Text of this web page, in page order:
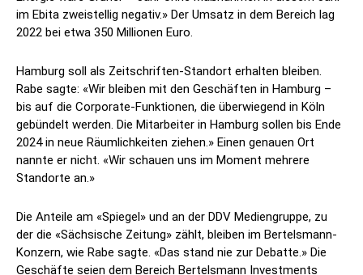
im Ebita zweistellig negativ.» Der Umsatz in dem Bereich lag
2022 bei etwa 350 Millionen Euro.
Hamburg soll als Zeitschriften-Standort erhalten bleiben.
Rabe sagte: «Wir bleiben mit den Geschäften in Hamburg –
bis auf die Corporate-Funktionen, die überwiegend in Köln
gebündelt werden. Die Mitarbeiter in Hamburg sollen bis Ende
2024 in neue Räumlichkeiten ziehen.» Einen genauen Ort
nannte er nicht. «Wir schauen uns im Moment mehrere
Standorte an.»
Die Anteile am «Spiegel» und an der DDV Mediengruppe, zu
der die «Sächsische Zeitung» zählt, bleiben im Bertelsmann-
Konzern, wie Rabe sagte. «Das stand nie zur Debatte.» Die
Geschäfte seien dem Bereich Bertelsmann Investments